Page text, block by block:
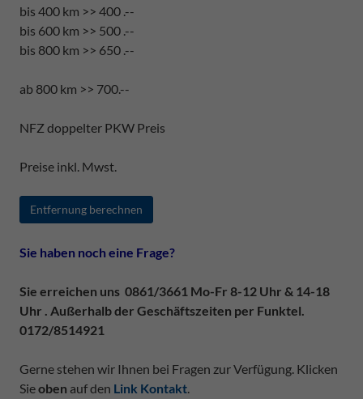
bis 400 km >> 400 .--
bis 600 km >> 500 .--
bis 800 km >> 650 .--
ab 800 km >> 700.--
NFZ doppelter PKW Preis
Preise inkl. Mwst.
Entfernung berechnen
Sie haben noch eine Frage?
Sie erreichen uns 0861/3661 Mo-Fr 8-12 Uhr & 14-18
Uhr . Außerhalb der Geschäftszeiten per Funktel.
0172/8514921
Gerne stehen wir Ihnen bei Fragen zur Verfügung. Klicken
Sieoben auf den Link Kontakt.